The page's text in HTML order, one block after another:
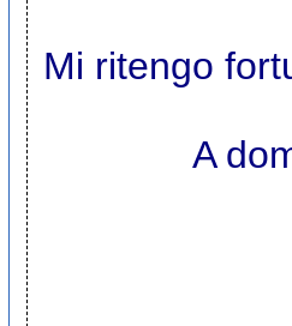
Mi ritengo
A